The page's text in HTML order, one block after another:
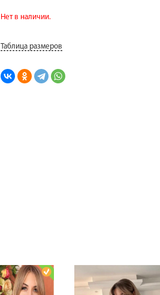
Нет в наличии.
Таблица размеров